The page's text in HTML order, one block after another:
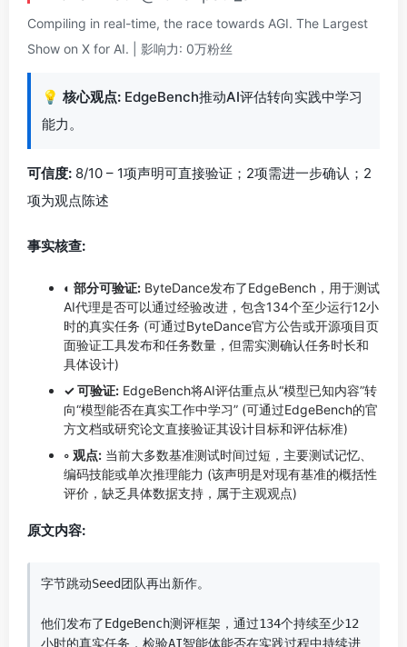
Compiling in real-time, the race towards AGI. The Largest
Show on X for AI. | 影响力: 0万粉丝
💡 核心观点: EdgeBench推动AI评估转向实践中学习
能力。
可信度: 8/10 – 1项声明可直接验证；2项需进一步确认；2
项为观点陈述
事实核查:
◐ 部分可验证: ByteDance发布了EdgeBench，用于测试
AI代理是否可以通过经验改进，包含134个至少运行12小
时的真实任务 (可通过ByteDance官方公告或开源项目页
面验证工具发布和任务数量，但需实测确认任务时长和
具体设计)
✓ 可验证: EdgeBench将AI评估重点从“模型已知内容”转
向“模型能否在真实工作中学习” (可通过EdgeBench的官
方文档或研究论文直接验证其设计目标和评估标准)
◦ 观点: 当前大多数基准测试时间过短，主要测试记忆、
编码技能或单次推理能力 (该声明是对现有基准的概括性
评价，缺乏具体数据支持，属于主观观点)
原文内容:
字节跳动Seed团队再出新作。
他们发布了EdgeBench测评框架，通过134个持续至少12
小时的真实任务，检验AI智能体能否在实践过程中持续进